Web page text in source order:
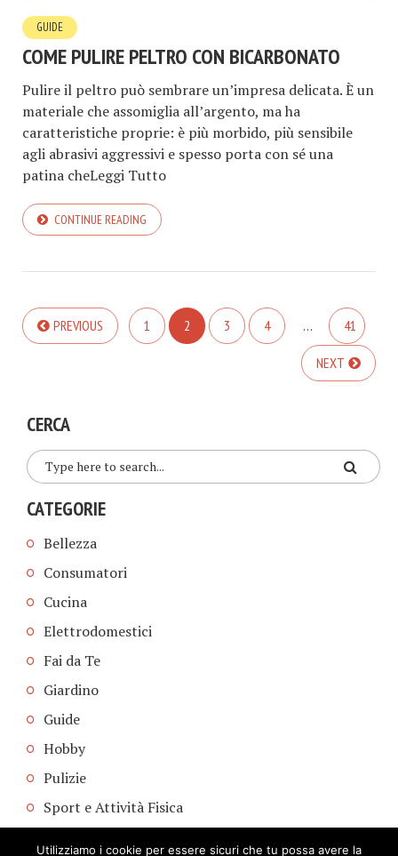
GUIDE
COME PULIRE PELTRO CON BICARBONATO
Pulire il peltro può sembrare un’impresa delicata. È un
materiale che assomiglia all’argento, ma ha
caratteristiche proprie: è più morbido, più sensibile
agli abrasivi aggressivi e spesso porta con sé una
patina cheLeggi Tutto
CONTINUE READING
PREVIOUS 1 2 3 4 … 41
NEXT
CERCA
CATEGORIE
Bellezza
Consumatori
Cucina
Elettrodomestici
Fai da Te
Giardino
Guide
Hobby
Pulizie
Sport e Attività Fisica
Utilizziamo i cookie per essere sicuri che tu possa avere la